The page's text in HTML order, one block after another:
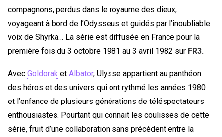
compagnons, perdus dans le royaume des dieux,
voyageant à bord de l’Odysseus et guidés par l’inoubliable
voix de Shyrka… La série est diffusée en France pour la
première fois du 3 octobre 1981 au 3 avril 1982 sur FR3.
Avec Goldorak et Albator, Ulysse appartient au panthéon
des héros et des univers qui ont rythmé les années 1980
et l’enfance de plusieurs générations de téléspectateurs
enthousiastes. Pourtant qui connait les coulisses de cette
série, fruit d’une collaboration sans précédent entre la